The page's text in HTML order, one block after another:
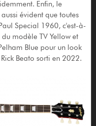
Enfin, le
évident que toutes
Special 1960, c'est-à-
modèle TV Yellow et
Blue pour un look
Beato sorti en 2022.